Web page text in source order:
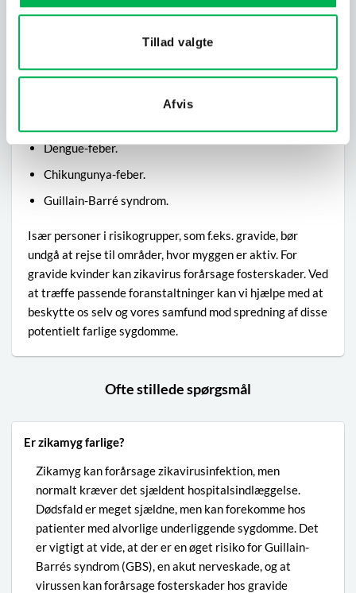
Tillad valgte
Afvis
overføre vira, der forårsager flere tropiske
Dengue-feber.
Chikungunya-feber.
Guillain-Barré syndrom.
Især personer i risikogrupper, som f.eks. gravide, bør
undgå at rejse til områder, hvor myggen er aktiv. For
gravide kvinder kan zikavirus forårsage fosterskader. Ved
at træffe passende foranstaltninger kan vi hjælpe med at
beskytte os selv og vores samfund mod spredning af disse
potentielt farlige sygdomme.
Ofte stillede spørgsmål
Er zikamyg farlige?
Zikamyg kan forårsage zikavirusinfektion, men
normalt kræver det sjældent hospitalsindlæggelse.
Dødsfald er meget sjældne, men kan forekomme hos
patienter med alvorlige underliggende sygdomme. Det
er vigtigt at vide, at der er en øget risiko for Guillain-
Barrés syndrom (GBS), en akut nerveskade, og at
virussen kan forårsage fosterskader hos gravide